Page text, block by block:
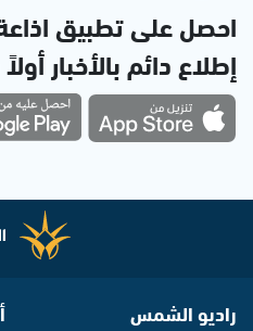
احصل على تطبيق
إطلاع دائم بالأخبار
راديو الشمس